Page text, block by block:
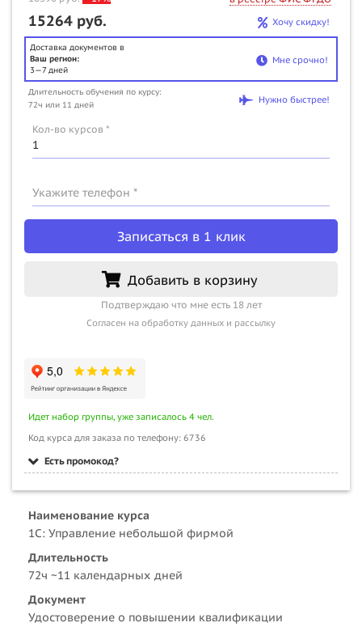
15264 руб. Хочу скидку!
Доставка документов в
Ваш регион:
3—7 дней
Мне срочно!
Длительность обучения по курсу:
72ч или 11 дней
Нужно быстрее!
Кол-во курсов *
Укажите телефон *
Записаться в 1 клик
Добавить в корзину
Подтверждаю что мне есть 18 лет
Согласен на обработку данных и рассылку
Идет набор группы, уже записалось 4 чел.
Код курса для заказа по телефону: 6736
Есть промокод?
Наименование курса
1C: Управление небольшой фирмой
Длительность
72ч ~11 календарных дней
Документ
Удостоверение о повышении квалификации